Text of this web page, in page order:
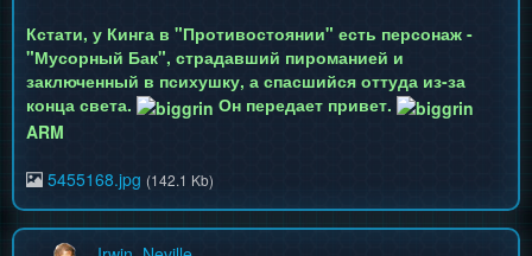
Кстати, у Кинга в "Противостоянии" есть персонаж -
"Мусорный Бак", страдавший пироманией и
заключенный в психушку, а спасшийся оттуда из-за
конца света.
Он передает привет.
ARM
5455168.jpg (142.1 Kb)